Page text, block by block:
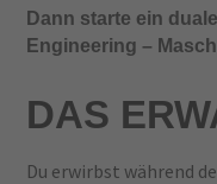
Dann starte ein
Engineering –
DAS
Du erwirbst während